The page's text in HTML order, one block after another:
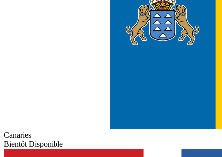
Canaries
Bientôt Disponible